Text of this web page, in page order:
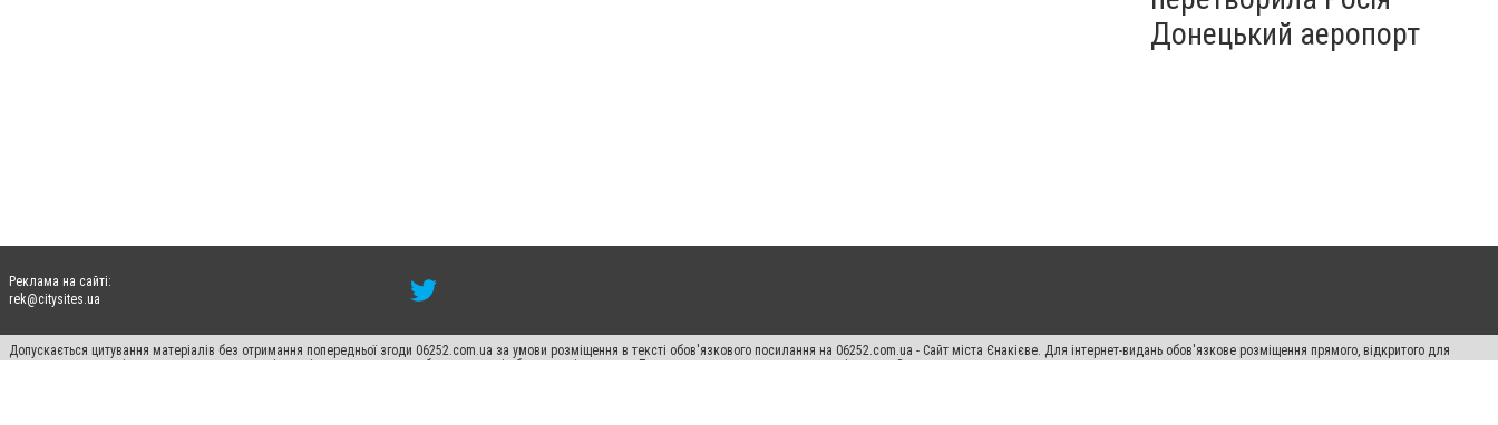
Донецький аеропорт
Реклама на сайті:
rek@citysites.ua
Допускається цитування матеріалів без отримання попередньої згоди 06252.com.ua за умови розміщення в тексті обов'язкового посилання на 06252.com.ua - Сайт міста Єнакієве. Для інтернет-видань обов'язкове розміщення прямого, відкритого для
пошукових систем гіперпосилання на цитовані статті не нижче другого абзацу в тексті або в якості джерела. Порушення виняткових прав переслідується Законом.